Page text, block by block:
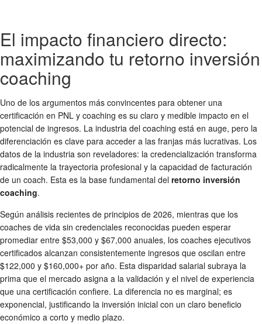
El impacto financiero directo:
maximizando tu retorno inversión
coaching
Uno de los argumentos más convincentes para obtener una
certificación en PNL y coaching es su claro y medible impacto en el
potencial de ingresos. La industria del coaching está en auge, pero la
diferenciación es clave para acceder a las franjas más lucrativas. Los
datos de la industria son reveladores: la credencialización transforma
radicalmente la trayectoria profesional y la capacidad de facturación
de un coach. Esta es la base fundamental del retorno inversión
coaching.
Según análisis recientes de principios de 2026, mientras que los
coaches de vida sin credenciales reconocidas pueden esperar
promediar entre $53,000 y $67,000 anuales, los coaches ejecutivos
certificados alcanzan consistentemente ingresos que oscilan entre
$122,000 y $160,000+ por año. Esta disparidad salarial subraya la
prima que el mercado asigna a la validación y el nivel de experiencia
que una certificación confiere. La diferencia no es marginal; es
exponencial, justificando la inversión inicial con un claro beneficio
económico a corto y medio plazo.